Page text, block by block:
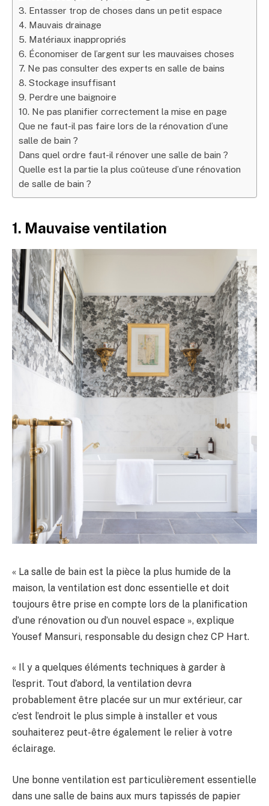
3. Entasser trop de choses dans un petit espace
4. Mauvais drainage
5. Matériaux inappropriés
6. Économiser de l’argent sur les mauvaises choses
7. Ne pas consulter des experts en salle de bains
8. Stockage insuffisant
9. Perdre une baignoire
10. Ne pas planifier correctement la mise en page
Que ne faut-il pas faire lors de la rénovation d’une
salle de bain ?
Dans quel ordre faut-il rénover une salle de bain ?
Quelle est la partie la plus coûteuse d’une rénovation
de salle de bain ?
1. Mauvaise ventilation
« La salle de bain est la pièce la plus humide de la
maison, la ventilation est donc essentielle et doit
toujours être prise en compte lors de la planification
d’une rénovation ou d’un nouvel espace », explique
Yousef Mansuri, responsable du design chez CP Hart.
« Il y a quelques éléments techniques à garder à
l’esprit. Tout d’abord, la ventilation devra
probablement être placée sur un mur extérieur, car
c’est l’endroit le plus simple à installer et vous
souhaiterez peut-être également le relier à votre
éclairage.
Une bonne ventilation est particulièrement essentielle
dans une salle de bains aux murs tapissés de papier